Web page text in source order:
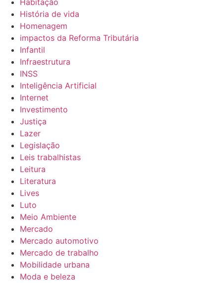
Habitação
História de vida
Homenagem
impactos da Reforma Tributária
Infantil
Infraestrutura
INSS
Inteligência Artificial
Internet
Investimento
Justiça
Lazer
Legislação
Leis trabalhistas
Leitura
Literatura
Lives
Luto
Meio Ambiente
Mercado
Mercado automotivo
Mercado de trabalho
Mobilidade urbana
Moda e beleza